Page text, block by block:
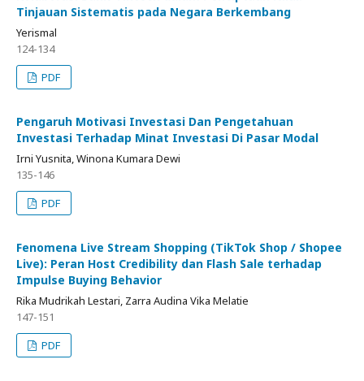
Tinjauan Sistematis pada Negara Berkembang
Yerismal
124-134
PDF
Pengaruh Motivasi Investasi Dan Pengetahuan
Investasi Terhadap Minat Investasi Di Pasar Modal
Irni Yusnita, Winona Kumara Dewi
135-146
PDF
Fenomena Live Stream Shopping (TikTok Shop / Shopee
Live): Peran Host Credibility dan Flash Sale terhadap
Impulse Buying Behavior
Rika Mudrikah Lestari, Zarra Audina Vika Melatie
147-151
PDF